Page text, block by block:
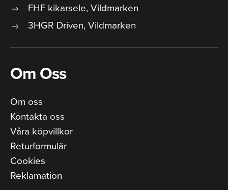
FHF kikarsele, Vildmarken
3HGR Driven, Vildmarken
Om Oss
Om oss
Kontakta oss
Våra köpvillkor
Returformulär
Cookies
Reklamation